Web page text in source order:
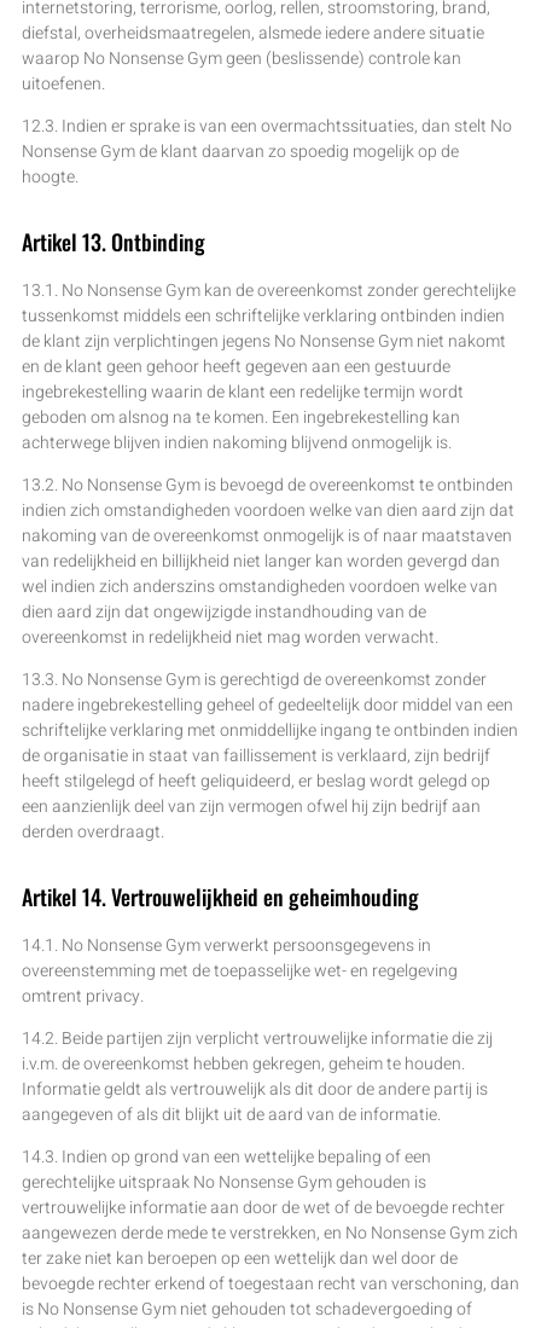
internetstoring, terrorisme, oorlog, rellen, stroomstoring, brand,
diefstal, overheidsmaatregelen, alsmede iedere andere situatie
waarop No Nonsense Gym geen (beslissende) controle kan
uitoefenen.
12.3. Indien er sprake is van een overmachtssituaties, dan stelt No
Nonsense Gym de klant daarvan zo spoedig mogelijk op de
hoogte.
Artikel 13. Ontbinding
13.1. No Nonsense Gym kan de overeenkomst zonder gerechtelijke
tussenkomst middels een schriftelijke verklaring ontbinden indien
de klant zijn verplichtingen jegens No Nonsense Gym niet nakomt
en de klant geen gehoor heeft gegeven aan een gestuurde
ingebrekestelling waarin de klant een redelijke termijn wordt
geboden om alsnog na te komen. Een ingebrekestelling kan
achterwege blijven indien nakoming blijvend onmogelijk is.
13.2. No Nonsense Gym is bevoegd de overeenkomst te ontbinden
indien zich omstandigheden voordoen welke van dien aard zijn dat
nakoming van de overeenkomst onmogelijk is of naar maatstaven
van redelijkheid en billijkheid niet langer kan worden gevergd dan
wel indien zich anderszins omstandigheden voordoen welke van
dien aard zijn dat ongewijzigde instandhouding van de
overeenkomst in redelijkheid niet mag worden verwacht.
13.3. No Nonsense Gym is gerechtigd de overeenkomst zonder
nadere ingebrekestelling geheel of gedeeltelijk door middel van een
schriftelijke verklaring met onmiddellijke ingang te ontbinden indien
de organisatie in staat van faillissement is verklaard, zijn bedrijf
heeft stilgelegd of heeft geliquideerd, er beslag wordt gelegd op
een aanzienlijk deel van zijn vermogen ofwel hij zijn bedrijf aan
derden overdraagt.
Artikel 14. Vertrouwelijkheid en geheimhouding
14.1. No Nonsense Gym verwerkt persoonsgegevens in
overeenstemming met de toepasselijke wet- en regelgeving
omtrent privacy.
14.2. Beide partijen zijn verplicht vertrouwelijke informatie die zij
i.v.m. de overeenkomst hebben gekregen, geheim te houden.
Informatie geldt als vertrouwelijk als dit door de andere partij is
aangegeven of als dit blijkt uit de aard van de informatie.
14.3. Indien op grond van een wettelijke bepaling of een
gerechtelijke uitspraak No Nonsense Gym gehouden is
vertrouwelijke informatie aan door de wet of de bevoegde rechter
aangewezen derde mede te verstrekken, en No Nonsense Gym zich
ter zake niet kan beroepen op een wettelijk dan wel door de
bevoegde rechter erkend of toegestaan recht van verschoning, dan
is No Nonsense Gym niet gehouden tot schadevergoeding of